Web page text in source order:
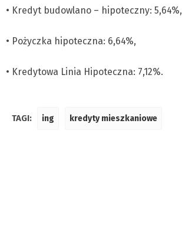
• Kredyt budowlano – hipoteczny: 5,64%,
• Pożyczka hipoteczna: 6,64%,
• Kredytowa Linia Hipoteczna: 7,12%.
TAGI: ing kredyty mieszkaniowe